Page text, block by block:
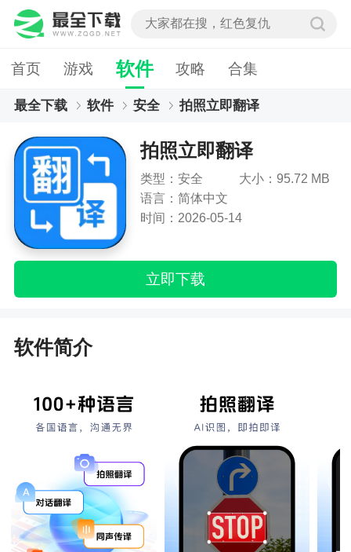
首页 游戏 软件 攻略 合集
最全下载 软件 安全 拍照立即翻译
拍照立即翻译
类型：安全
大小：95.72 MB
语言：简体中文
时间：2026-05-14
立即下载
软件简介